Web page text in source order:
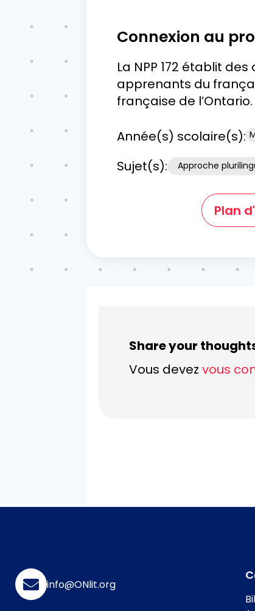
Connexion au
La NPP 172 établit
apprenants du
française de l’Ontario.
Année(s) scolaire(s):
Sujet(s): Approche
Plan
Share your
Vous devez vous
info@ONlit.org